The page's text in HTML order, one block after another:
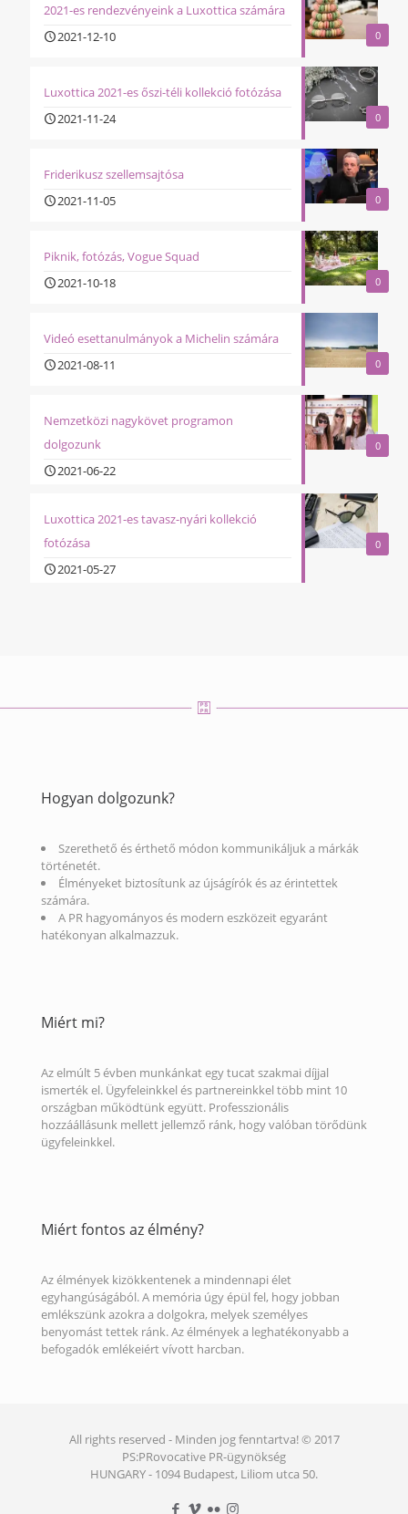
0
2021-es rendezvényeink a Luxottica számára
2021-12-10
0
Luxottica 2021-es őszi-téli kollekció fotózása
2021-11-24
0
Friderikusz szellemsajtósa
2021-11-05
0
Piknik, fotózás, Vogue Squad
2021-10-18
0
Videó esettanulmányok a Michelin számára
2021-08-11
0
Nemzetközi nagykövet programon
dolgozunk
2021-06-22
0
Luxottica 2021-es tavasz-nyári kollekció
fotózása
2021-05-27
Hogyan dolgozunk?
Szerethető és érthető módon kommunikáljuk a márkák
történetét.
Élményeket biztosítunk az újságírók és az érintettek
számára.
A PR hagyományos és modern eszközeit egyaránt
hatékonyan alkalmazzuk.
Miért mi?
Az elmúlt 5 évben munkánkat egy tucat szakmai díjjal
ismerték el. Ügyfeleinkkel és partnereinkkel több mint 10
országban működtünk együtt. Professzionális
hozzáállásunk mellett jellemző ránk, hogy valóban törődünk
ügyfeleinkkel.
Miért fontos az élmény?
Az élmények kizökkentenek a mindennapi élet
egyhangúságából. A memória úgy épül fel, hogy jobban
emlékszünk azokra a dolgokra, melyek személyes
benyomást tettek ránk. Az élmények a leghatékonyabb a
befogadók emlékeiért vívott harcban.
All rights reserved - Minden jog fenntartva! © 2017
PS:PRovocative PR-ügynökség
HUNGARY - 1094 Budapest, Liliom utca 50.